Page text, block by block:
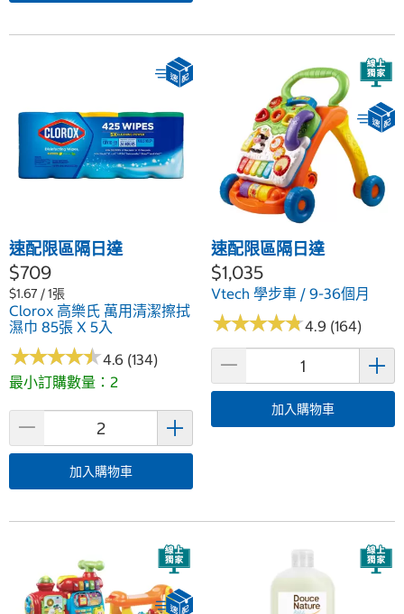
速配限區隔日達
$709
$1.67 / 1張
Clorox 高樂氏 萬用清潔擦拭
濕巾 85張 X 5入
★★★★★
★★★★★4.6 (134)
最小訂購數量：2
加入購物車
速配限區隔日達
$1,035
Vtech 學步車 / 9-36個月
★★★★★
★★★★★4.9 (164)
加入購物車